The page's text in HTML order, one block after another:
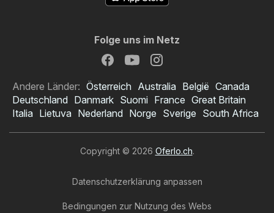
Folge uns im Netz
Andere Länder: Österreich Australia België Canada
Deutschland Danmark Suomi France Great Britain
Italia Lietuva Nederland Norge Sverige South Africa
Copyright © 2026 Oferlo.ch.
Datenschutzerklärung anpassen
Bedingungen zur Nutzung des Webs